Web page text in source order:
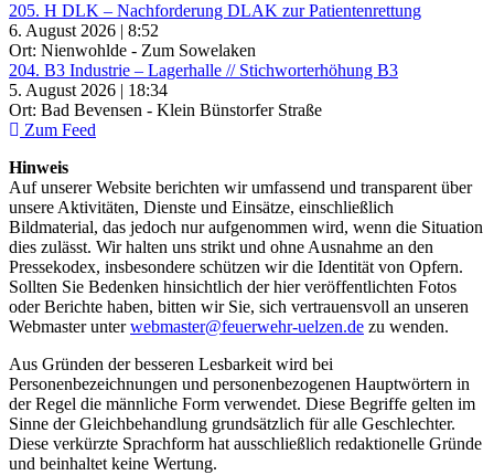
205. H DLK – Nachforderung DLAK zur Patientenrettung
6. August 2026 | 8:52
Ort: Nienwohlde - Zum Sowelaken
204. B3 Industrie – Lagerhalle // Stichworterhöhung B3
5. August 2026 | 18:34
Ort: Bad Bevensen - Klein Bünstorfer Straße
Zum Feed
Hinweis
Auf unserer Website berichten wir umfassend und transparent über
unsere Aktivitäten, Dienste und Einsätze, einschließlich
Bildmaterial, das jedoch nur aufgenommen wird, wenn die Situation
dies zulässt. Wir halten uns strikt und ohne Ausnahme an den
Pressekodex, insbesondere schützen wir die Identität von Opfern.
Sollten Sie Bedenken hinsichtlich der hier veröffentlichten Fotos
oder Berichte haben, bitten wir Sie, sich vertrauensvoll an unseren
Webmaster unterwebmaster@feuerwehr-uelzen.de zu wenden.
Aus Gründen der besseren Lesbarkeit wird bei
Personenbezeichnungen und personenbezogenen Hauptwörtern in
der Regel die männliche Form verwendet. Diese Begriffe gelten im
Sinne der Gleichbehandlung grundsätzlich für alle Geschlechter.
Diese verkürzte Sprachform hat ausschließlich redaktionelle Gründe
und beinhaltet keine Wertung.